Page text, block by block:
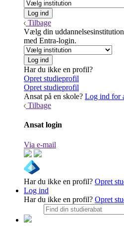
Tilbage
Vælg din
med Entra-login.
Har du ikke en profil?
Opret studieprofil
Opret studieprofil
Ansat på en skole? Log ind for
Tilbage
Ansat login
Via e-mail
Har du ikke en profil? Opret
Log ind
Har du ikke en profil? Opret